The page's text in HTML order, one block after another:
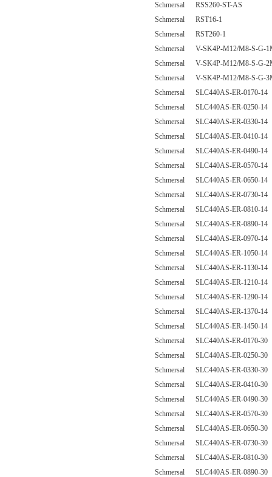
Schmersal RSS260-ST-AS
Schmersal RST16-1
Schmersal RST260-1
Schmersal V-SK4P-M12/M8-S-G-
Schmersal V-SK4P-M12/M8-S-G-
Schmersal V-SK4P-M12/M8-S-G-
Schmersal SLC440AS-ER-0170-14
Schmersal SLC440AS-ER-0250-14
Schmersal SLC440AS-ER-0330-14
Schmersal SLC440AS-ER-0410-14
Schmersal SLC440AS-ER-0490-14
Schmersal SLC440AS-ER-0570-14
Schmersal SLC440AS-ER-0650-14
Schmersal SLC440AS-ER-0730-14
Schmersal SLC440AS-ER-0810-14
Schmersal SLC440AS-ER-0890-14
Schmersal SLC440AS-ER-0970-14
Schmersal SLC440AS-ER-1050-14
Schmersal SLC440AS-ER-1130-14
Schmersal SLC440AS-ER-1210-14
Schmersal SLC440AS-ER-1290-14
Schmersal SLC440AS-ER-1370-14
Schmersal SLC440AS-ER-1450-14
Schmersal SLC440AS-ER-0170-30
Schmersal SLC440AS-ER-0250-30
Schmersal SLC440AS-ER-0330-30
Schmersal SLC440AS-ER-0410-30
Schmersal SLC440AS-ER-0490-30
Schmersal SLC440AS-ER-0570-30
Schmersal SLC440AS-ER-0650-30
Schmersal SLC440AS-ER-0730-30
Schmersal SLC440AS-ER-0810-30
Schmersal SLC440AS-ER-0890-30